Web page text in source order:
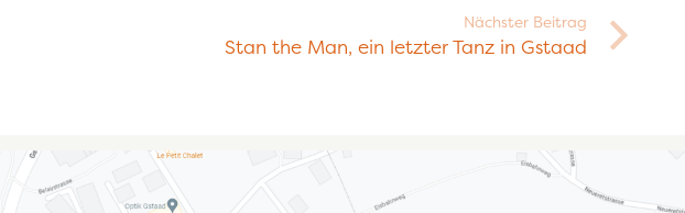
Nächster Beitrag
Stan the Man, ein letzter Tanz in Gstaad